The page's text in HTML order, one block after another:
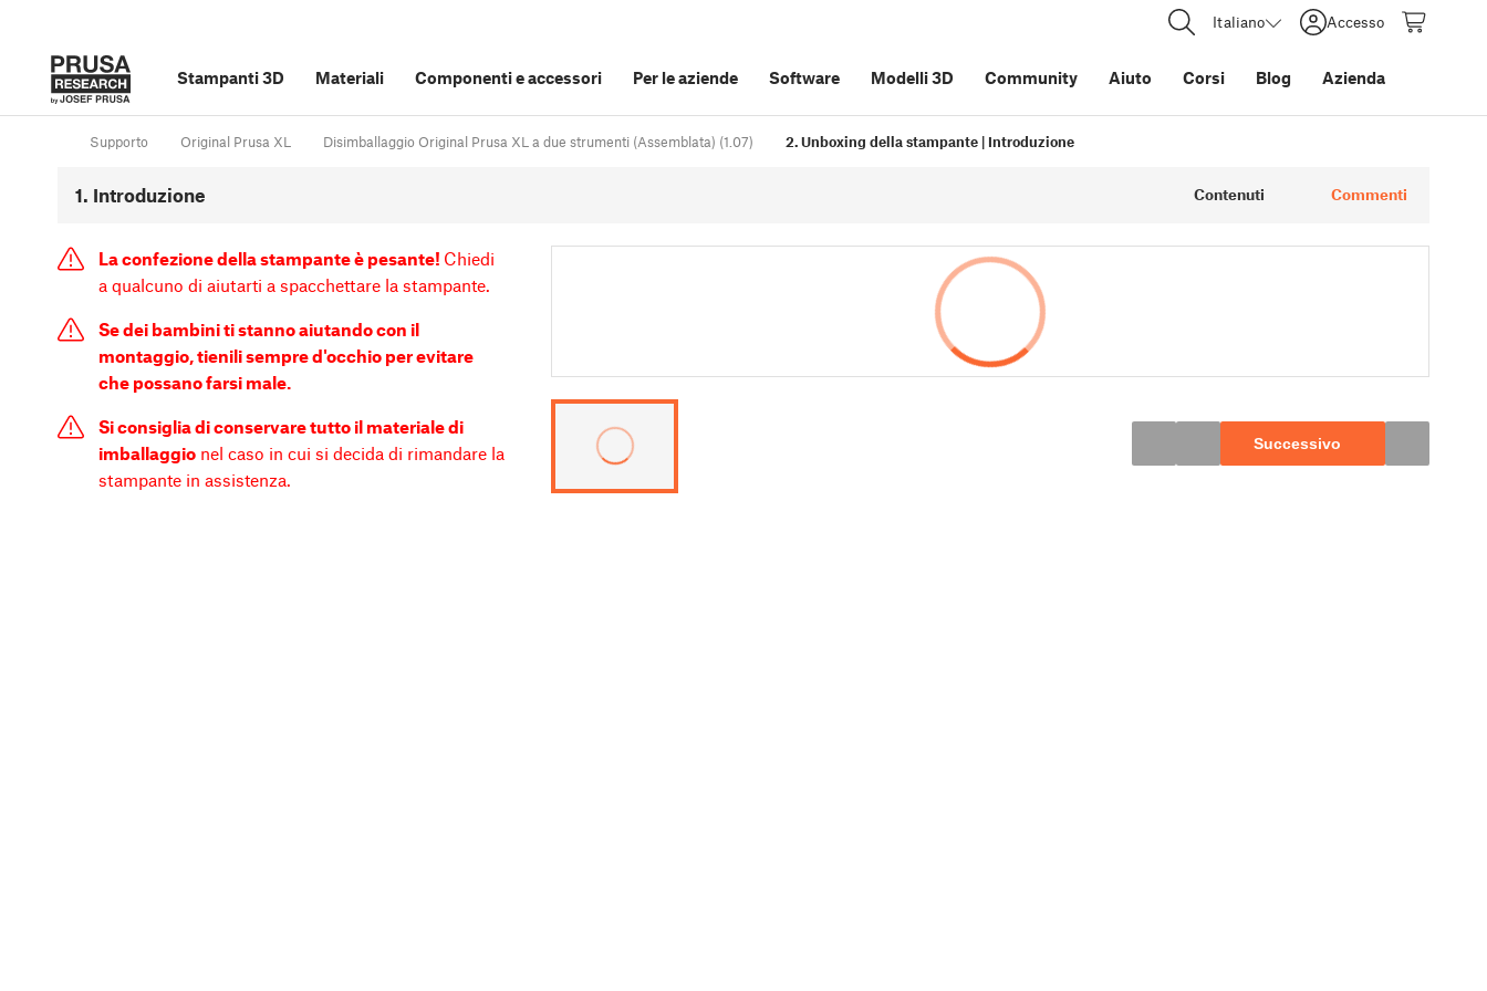
Italiano Accesso
Stampanti 3D Materiali Componenti e accessori Per le aziende Software Modelli 3D Community Aiuto Corsi Blog Azienda
Supporto Original Prusa XL Disimballaggio Original Prusa XL a due strumenti (Assemblata) (1.07) 2. Unboxing della stampante | Introduzione
1. Introduzione Contenuti Commenti
La confezione della stampante è pesante! Chiedi
a qualcuno di aiutarti a spacchettare la stampante.
Se dei bambini ti stanno aiutando con il
montaggio, tienili sempre d'occhio per evitare
che possano farsi male.
Si consiglia di conservare tutto il materiale di
imballaggio nel caso in cui si decida di rimandare la
stampante in assistenza.
Successivo